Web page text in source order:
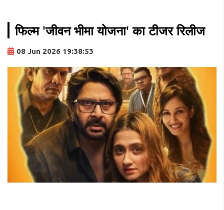
फिल्म 'जीवन भीमा योजना' का टीजर रिलीज
08 Jun 2026 19:38:53